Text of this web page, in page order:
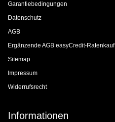
Garantiebedingungen
Datenschutz
AGB
Ergänzende AGB easyCredit-Ratenkauf
Sitemap
Impressum
Widerrufsrecht
Informationen